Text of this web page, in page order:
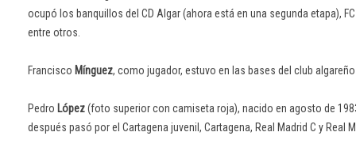
ocupó los banquillos del CD Algar (ahora está en una segunda etapa),
entre otros.
Francisco Mínguez, como jugador, estuvo en las bases del club
Pedro López(foto superior con camiseta roja), nacido en agosto de
después pasó por el Cartagena juvenil, Cartagena, Real Madrid C y Real